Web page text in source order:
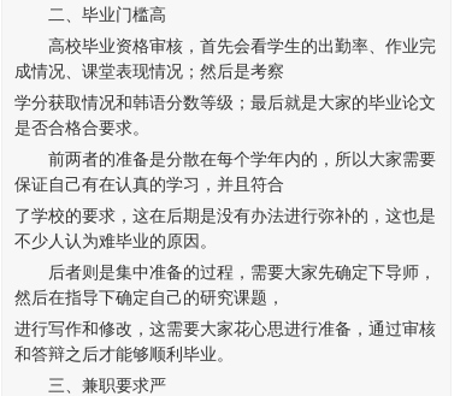
二、毕业门槛高
高校毕业资格审核，首先会看学生的出勤率、作业完
成情况、课堂表现情况；然后是考察
学分获取情况和韩语分数等级；最后就是大家的毕业论文
是否合格合要求。
前两者的准备是分散在每个学年内的，所以大家需要
保证自己有在认真的学习，并且符合
了学校的要求，这在后期是没有办法进行弥补的，这也是
不少人认为难毕业的原因。
后者则是集中准备的过程，需要大家先确定下导师，
然后在指导下确定自己的研究课题，
进行写作和修改，这需要大家花心思进行准备，通过审核
和答辩之后才能够顺利毕业。
三、兼职要求严